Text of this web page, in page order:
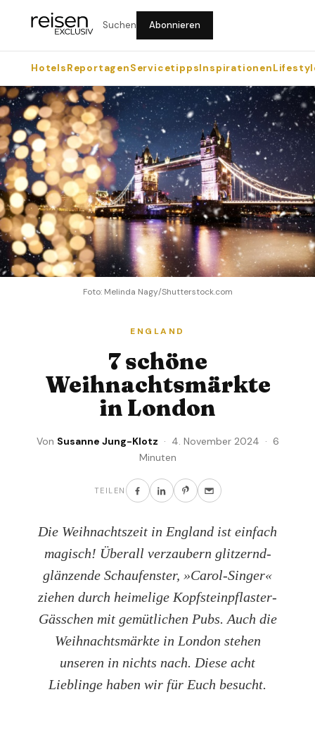
Suchen Abonnieren
HotelsReportagenServicetippsInspirationen
Foto: Melinda Nagy/Shutterstock.com
ENGLAND
7 schöne
Weihnachtsmärkte
in London
Von Susanne Jung-Klotz · 4. November 2024 · 6
Minuten
TEILEN
Die Weihnachtszeit in England ist einfach
magisch! Überall verzaubern glitzernd-
glänzende Schaufenster, »Carol-Singer«
ziehen durch heimelige Kopfsteinpflaster-
Gässchen mit gemütlichen Pubs. Auch die
Weihnachtsmärkte in London stehen
unseren in nichts nach. Diese acht
Lieblinge haben wir für Euch besucht.